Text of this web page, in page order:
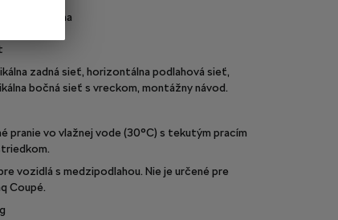
sieťovina
zadná sieť, horizontálna podlahová sieť,
bočná sieť s vreckom, montážny návod.
pranie vo vlažnej vode (30°C) s tekutým pracím
vozidlá s medzipodlahou. Nie je určené pre
Coupé.